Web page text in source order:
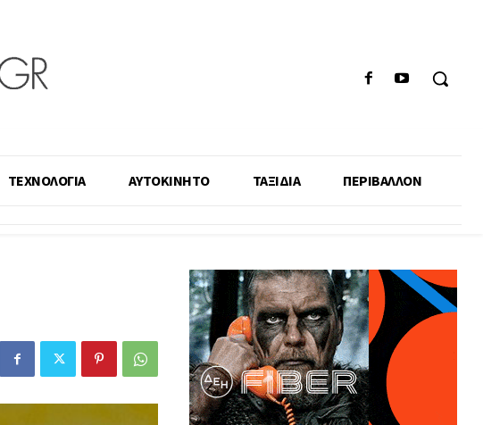
ΤΕΧΝΟΛΟΓΙΑ ΑΥΤΟΚΙΝΗΤΟ ΤΑΞΙΔΙΑ ΠΕΡΙΒΑΛΛΟΝ